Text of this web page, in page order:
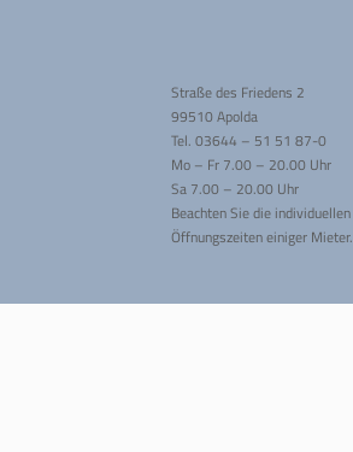
Straße des Friedens 2
99510 Apolda
Tel. 03644 – 51 51 87-0
Mo – Fr 7.00 – 20.00 Uhr
Sa 7.00 – 20.00 Uhr
Beachten Sie die individuellen
Öffnungszeiten einiger Mieter.